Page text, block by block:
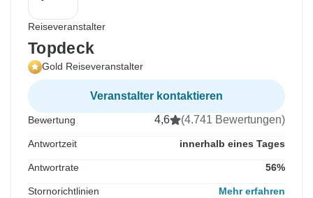
Reiseveranstalter
Topdeck
Gold Reiseveranstalter
Veranstalter kontaktieren
Bewertung 4,6 (4.741 Bewertungen)
Antwortzeit innerhalb eines Tages
Antwortrate 56%
Stornorichtlinien Mehr erfahren